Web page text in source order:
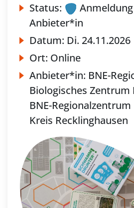
Status:
Anbieter*in
Datum: Di. 24.11.2026
Ort: Online
Anbieter*in: BNE-
Biologisches Zentrum
BNE-
Kreis Recklinghausen